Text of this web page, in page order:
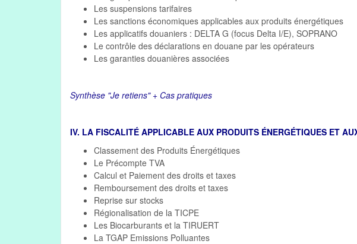
Les suspensions tarifaires
Les sanctions économiques applicables aux produits énergétiques
Les applicatifs douaniers : DELTA G (focus Delta I/E), SOPRANO
Le contrôle des déclarations en douane par les opérateurs
Les garanties douanières associées
Synthèse "Je retiens" + Cas pratiques
IV. LA FISCALITÉ APPLICABLE AUX PRODUITS ÉNERGÉTIQUES ET
Classement des Produits Énergétiques
Le Précompte TVA
Calcul et Paiement des droits et taxes
Remboursement des droits et taxes
Reprise sur stocks
Régionalisation de la TICPE
Les Biocarburants et la TIRUERT
La TGAP Emissions Polluantes